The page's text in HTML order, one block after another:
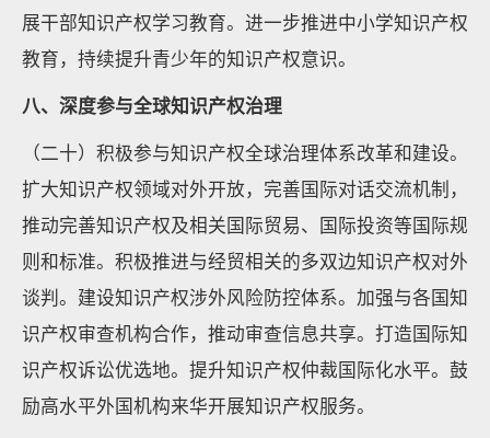
展干部知识产权学习教育。进一步推进中小学知识产权
教育，持续提升青少年的知识产权意识。
八、深度参与全球知识产权治理
（二十）积极参与知识产权全球治理体系改革和建设。
扩大知识产权领域对外开放，完善国际对话交流机制，
推动完善知识产权及相关国际贸易、国际投资等国际规
则和标准。积极推进与经贸相关的多双边知识产权对外
谈判。建设知识产权涉外风险防控体系。加强与各国知
识产权审查机构合作，推动审查信息共享。打造国际知
识产权诉讼优选地。提升知识产权仲裁国际化水平。鼓
励高水平外国机构来华开展知识产权服务。